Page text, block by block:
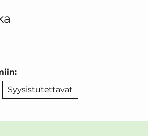
Syysistutettavat